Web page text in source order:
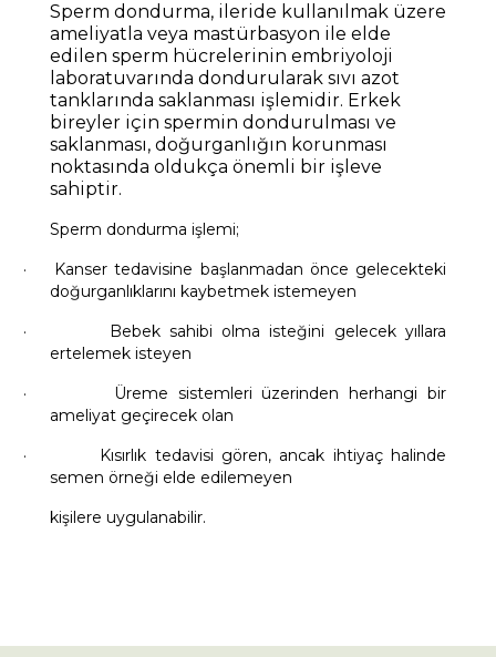
Sperm dondurma, ileride kullanılmak üzere
ameliyatla veya mastürbasyon ile elde
edilen sperm hücrelerinin embriyoloji
laboratuvarında dondurularak sıvı azot
tanklarında saklanması işlemidir. Erkek
bireyler için spermin dondurulması ve
saklanması, doğurganlığın korunması
noktasında oldukça önemli bir işleve
sahiptir.
Sperm dondurma işlemi;
· Kanser tedavisine başlanmadan önce gelecekteki
doğurganlıklarını kaybetmek istemeyen
· Bebek sahibi olma isteğini gelecek yıllara
ertelemek isteyen
· Üreme sistemleri üzerinden herhangi bir
ameliyat geçirecek olan
· Kısırlık tedavisi gören, ancak ihtiyaç halinde
semen örneği elde edilemeyen
kişilere uygulanabilir.